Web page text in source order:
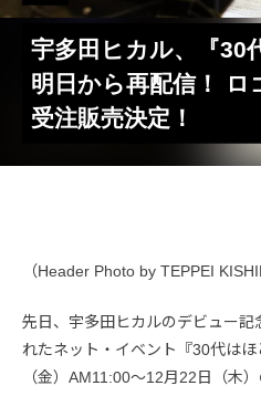
宇多田ヒカル、『30
明日から再配信！ ロ
受注販売決定！
（Header Photo by TEPPEI
先日、宇多田ヒカルのデビュー
れたネット・イベント『30代は
（金）AM11:00〜12月22日（木